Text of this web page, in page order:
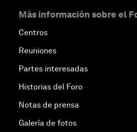
Más información sobre el
Centros
Reuniones
Partes interesadas
Historias del Foro
Notas de prensa
Galería de fotos